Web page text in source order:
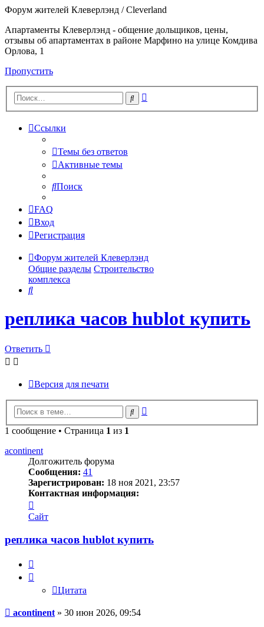
Форум жителей Клеверлэнд / Cleverland
Апартаменты Клеверлэнд - общение дольщиков, цены,
отзывы об апартаментах в районе Марфино на улице Комдива
Орлова, 1
Пропустить
Поиск
Ссылки
Темы без ответов
Активные темы
Поиск
FAQ
Вход
Регистрация
Форум жителей Клеверлэнд
Общие разделы Строительство
комплекса
Поиск
реплика часов hublot купить
Ответить
Версия для печати
Поиск
1 сообщение • Страница 1 из 1
acontinent
Долгожитель форума
Сообщения: 41
Зарегистрирован: 18 ноя 2021, 23:57
Контактная информация:
информация
пользователя
Сайт
реплика часов hublot купить
Цитата
Сообщение
acontinent » 30 июн 2026, 09:54